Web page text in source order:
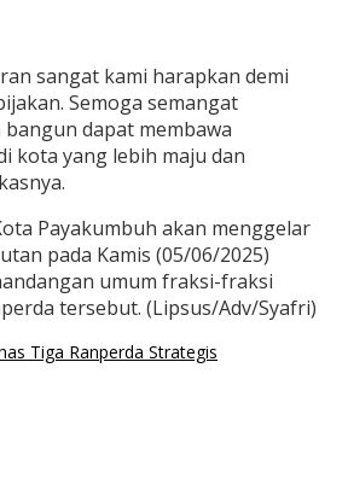
sangat kami harapkan demi
Semoga semangat
dapat membawa
kota yang lebih maju dan
Payakumbuh akan menggelar
pada Kamis (05/06/2025)
umum fraksi-fraksi
tersebut. (Lipsus/Adv/Syafri)
Tiga Ranperda Strategis